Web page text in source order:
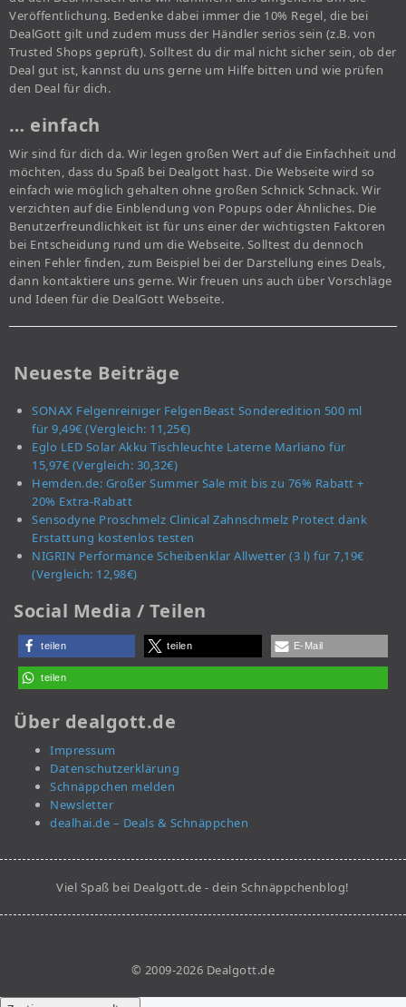
Veröffentlichung. Bedenke dabei immer die 10% Regel, die bei
DealGott gilt und zudem muss der Händler seriös sein (z.B. von
Trusted Shops geprüft). Solltest du dir mal nicht sicher sein, ob der
Deal gut ist, kannst du uns gerne um Hilfe bitten und wie prüfen
den Deal für dich.
… einfach
Wir sind für dich da. Wir legen großen Wert auf die Einfachheit und
möchten, dass du Spaß bei Dealgott hast. Die Webseite wird so
einfach wie möglich gehalten ohne großen Schnick Schnack. Wir
verzichten auf die Einblendung von Popups oder Ähnliches. Die
Benutzerfreundlichkeit ist für uns einer der wichtigsten Faktoren
bei Entscheidung rund um die Webseite. Solltest du dennoch
einen Fehler finden, zum Beispiel bei der Darstellung eines Deals,
dann kontaktiere uns gerne. Wir freuen uns auch über Vorschläge
und Ideen für die DealGott Webseite.
Neueste Beiträge
SONAX Felgenreiniger FelgenBeast Sonderedition 500 ml
für 9,49€ (Vergleich: 11,25€)
Eglo LED Solar Akku Tischleuchte Laterne Marliano für
15,97€ (Vergleich: 30,32€)
Hemden.de: Großer Summer Sale mit bis zu 76% Rabatt +
20% Extra-Rabatt
Sensodyne Proschmelz Clinical Zahnschmelz Protect dank
Erstattung kostenlos testen
NIGRIN Performance Scheibenklar Allwetter (3 l) für 7,19€
(Vergleich: 12,98€)
Social Media / Teilen
teilen teilen E-Mail
teilen
Über dealgott.de
Impressum
Datenschutzerklärung
Schnäppchen melden
Newsletter
dealhai.de – Deals & Schnäppchen
Viel Spaß bei Dealgott.de - dein Schnäppchenblog!
© 2009-2026 Dealgott.de